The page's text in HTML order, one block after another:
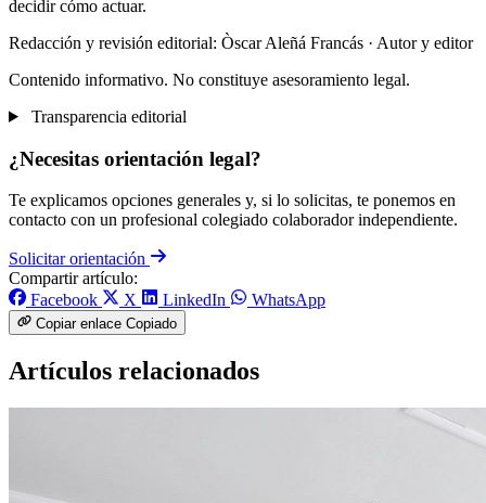
decidir cómo actuar.
Redacción y revisión editorial: Òscar Aleñá Francás · Autor y editor
Contenido informativo. No constituye asesoramiento legal.
Transparencia editorial
¿Necesitas orientación legal?
Te explicamos opciones generales y, si lo solicitas, te ponemos en
contacto con un profesional colegiado colaborador independiente.
Solicitar orientación
Compartir artículo:
Facebook
X LinkedIn WhatsApp
Copiar enlace Copiado
Artículos relacionados